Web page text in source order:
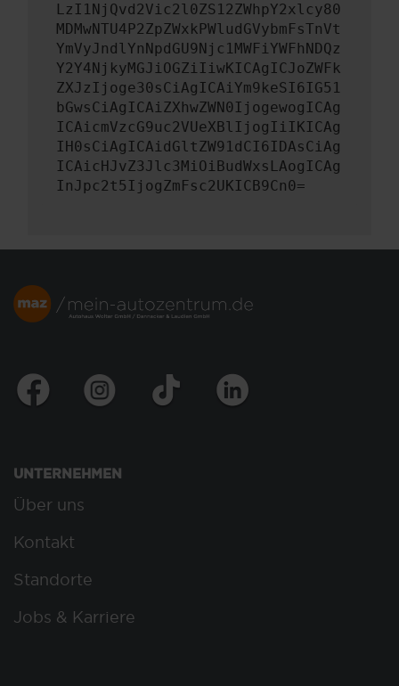
LzI1NjQvd2Vic2l0ZS12ZWhpY2xlcy80
MDMwNTU4P2ZpZWxkPWludGVybmFsTnVt
YmVyJndlYnNpdGU9Njc1MWFiYWFhNDQz
Y2Y4NjkyMGJiOGZiIiwKICAgICJoZWFk
ZXJzIjoge30sCiAgICAiYm9keSI6IG51
bGwsCiAgICAiZXhwZWN0IjogewogICAg
ICAicmVzcG9uc2VUeXBlIjogIiIKICAg
IH0sCiAgICAidGltZW91dCI6IDAsCiAg
ICAicHJvZ3Jlc3MiOiBudWxsLAogICAg
InJpc2t5IjogZmFsc2UKICB9Cn0=
UNTERNEHMEN
Über uns
Kontakt
Standorte
Jobs & Karriere